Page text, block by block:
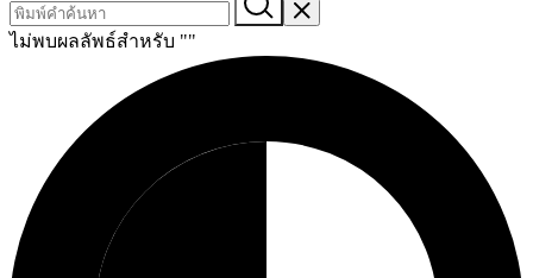
ไม่พบผลลัพธ์สำหรับ ""